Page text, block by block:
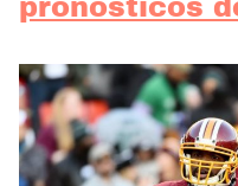
pronósticos